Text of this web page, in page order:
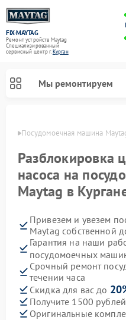
FIX-MAYTAG
Ремонт устройств Maytag
Специализированный
cервисный центр г.Курган
Мы ремонтируем
Посудомоечная машина
Разблокировка
насоса на
Maytag в
Привезем и увезем
Maytag собственной
Гарантия на наши
посудомоечных
Срочный ремонт
течении часа
Скидка для вас до
Получите 1500
Оригинальные